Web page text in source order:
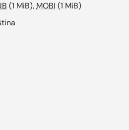
(1 MiB), MOBI (1 MiB)